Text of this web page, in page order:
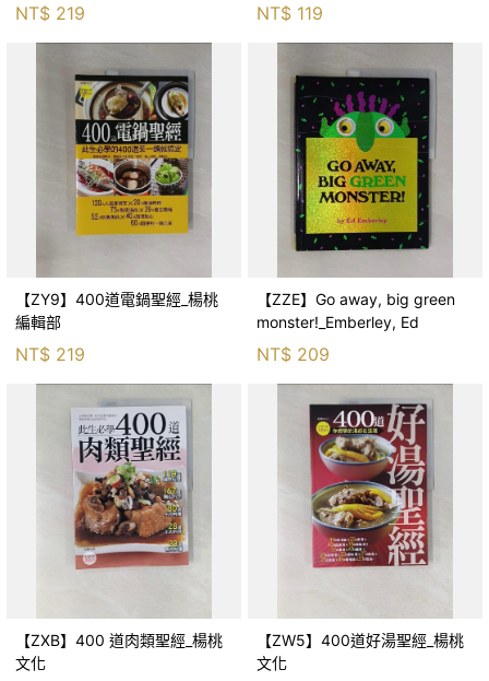
NT$ 219 NT$ 119
【ZY9】400道電鍋聖經_楊桃
編輯部
NT$ 219
【ZZE】Go away, big green
monster!_Emberley, Ed
NT$ 209
【ZXB】400 道肉類聖經_楊桃
文化
【ZW5】400道好湯聖經_楊桃
文化